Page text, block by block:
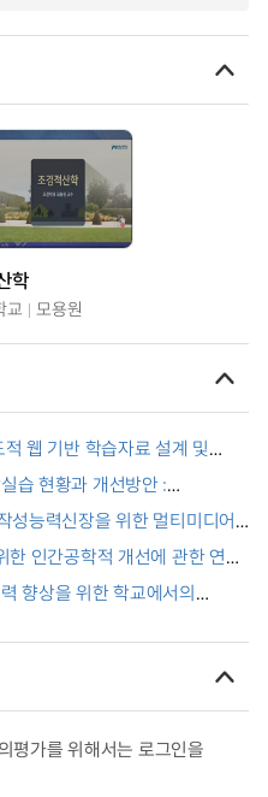
학
교 모용원
웹 기반 학습자료 설계 및
습 현황과 개선방안 :
at specialized high
성능력신장을 위한 멀티미디어
Based Learning Materials for
인간공학적 개선에 관한 연구
향상을 위한 학교에서의
평가를 위해서는 로그인을